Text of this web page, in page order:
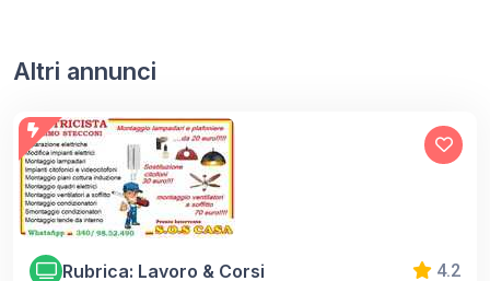
Altri annunci
Rubrica: Lavoro & Corsi 4.2